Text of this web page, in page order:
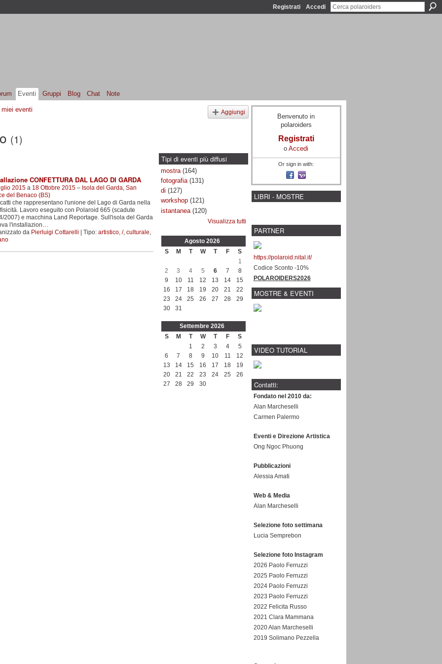
Registrati Accedi
Eventi Gruppi Blog Chat Note
I miei eventi Aggiungi
(1)
CONFETTURA DAL LAGO DI GARDA
2015a 18 Ottobre 2015– Isola del Garda, San
del Benaco (BS)
che rappresentano l'unione del Lago di Garda nella
Lavoro eseguito con Polaroid 665 (scadute
2007) e macchina Land Reportage. Sull'isola del Garda
l'installazion…
da Pierluigi Cottarelli | Tipo: artistico, /, culturale,
Tipi di eventi più diffusi
mostra(164)
fotografia(131)
di (127)
workshop(121)
istantanea(120)
Visualizza tutti
Agosto 2026
S
M T W T F
S
1
2
3 4 5 6 7
8
9
10 11 12 13 14
15
16
17 18 19 20 21
22
23
24 25 26 27 28
29
30
31
Settembre 2026
S
M T W T F
S
1
2 3 4
5
6
7 8 9 10 11
12
13
14 15 16 17 18
19
20
21 22 23 24 25
26
27
28 29 30
Benvenuto in
polaroiders
Registrati
o Accedi
Or sign in with:
LIBRI - MOSTRE
PARTNER
https://polaroid.nital.it/
Codice Sconto -10%
POLAROIDERS2026
MOSTRE & EVENTI
VIDEO TUTORIAL
Contatti:
Fondato nel 2010 da:
Alan Marcheselli
Carmen Palermo
Eventi e Direzione Artistica
Ong Ngoc Phuong
Pubblicazioni
Alessia Amati
Web & Media
Alan Marcheselli
Selezione foto settimana
Lucia Semprebon
Selezione foto Instagram
2026 Paolo Ferruzzi
2025 Paolo Ferruzzi
2024 Paolo Ferruzzi
2023 Paolo Ferruzzi
2022 Felicita Russo
2021 Clara Mammana
2020 Alan Marcheselli
2019 Solimano Pezzella